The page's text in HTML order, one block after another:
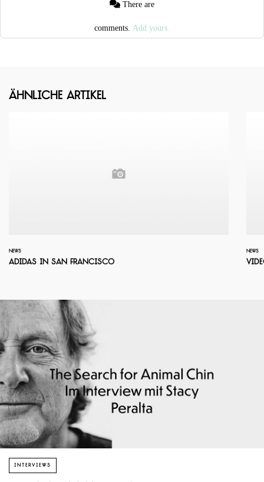
comments. Add yours.
Ähnliche Artikel
NEWS
Adidas in San Francisco
NEWS
INTERVIEWS